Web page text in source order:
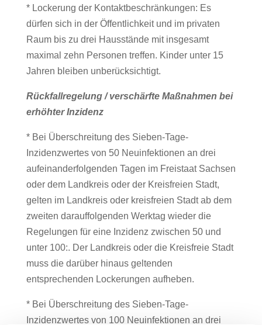
* Lockerung der Kontaktbeschränkungen: Es
dürfen sich in der Öffentlichkeit und im privaten
Raum bis zu drei Hausstände mit insgesamt
maximal zehn Personen treffen. Kinder unter 15
Jahren bleiben unberücksichtigt.
Rückfallregelung / verschärfte Maßnahmen bei
erhöhter Inzidenz
* Bei Überschreitung des Sieben-Tage-
Inzidenzwertes von 50 Neuinfektionen an drei
aufeinanderfolgenden Tagen im Freistaat Sachsen
oder dem Landkreis oder der Kreisfreien Stadt,
gelten im Landkreis oder kreisfreien Stadt ab dem
zweiten darauffolgenden Werktag wieder die
Regelungen für eine Inzidenz zwischen 50 und
unter 100:. Der Landkreis oder die Kreisfreie Stadt
muss die darüber hinaus geltenden
entsprechenden Lockerungen aufheben.
* Bei Überschreitung des Sieben-Tage-
Inzidenzwertes von 100 Neuinfektionen an drei